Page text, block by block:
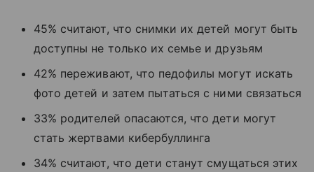
45% считают, что снимки их детей могут быть
доступны не только их семье и друзьям
42% переживают, что педофилы могут искать
фото детей и затем пытаться с ними связаться
33% родителей опасаются, что дети могут
стать жертвами кибербуллинга
34% считают, что дети станут смущаться этих